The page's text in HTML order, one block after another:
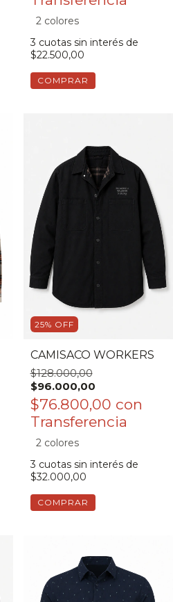
2 colores
3 cuotas sin interés de
$22.500,00
COMPRAR
25% OFF
CAMISACO WORKERS
$128.000,00
$96.000,00
$76.800,00 con
2 colores
3 cuotas sin interés de
$32.000,00
COMPRAR